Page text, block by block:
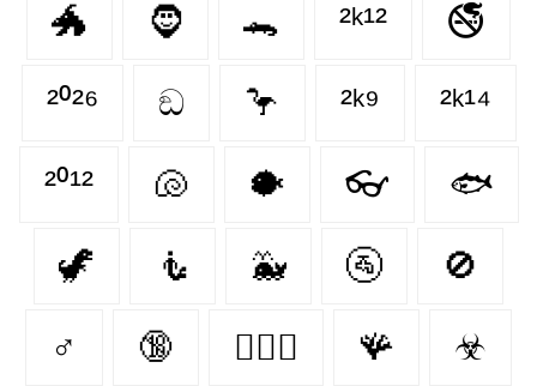
🐲 🧔 🐊 ²ᵏ¹² 🚭
²⁰²⁶ ඞ 🦩 ²ᵏ⁹ ²ᵏ¹⁴
²⁰¹² 🐚 🐡 👓 🐟
🦖 🧜 🐳 🚰 🚫
♂ 🔞 👩‍❤️‍👨 🪸 ☣